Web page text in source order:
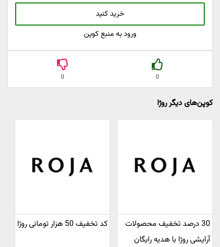
خرید کنید
ورود به منبع کوپن
0
0
کوپن‌های دیگر روژا
30 درصد تخفیف محصولات
آرایشی روژا با هدیه رایگان
کد تخفیف 50 هزار تومانی روژا